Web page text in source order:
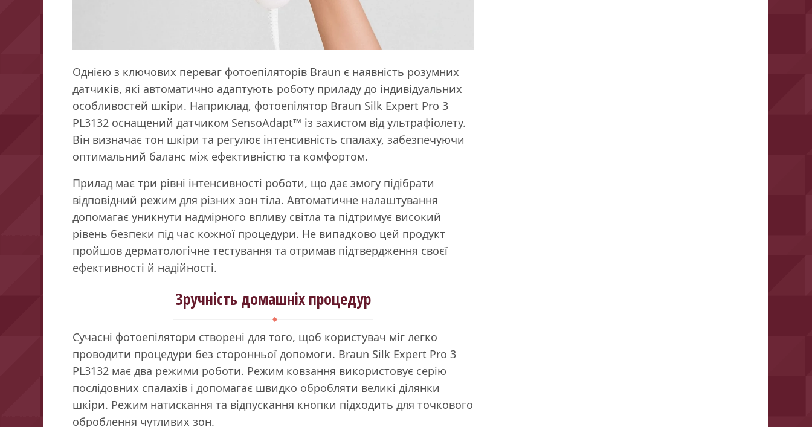
Однією з ключових переваг фотоепіляторів Braun є наявність розумних
датчиків, які автоматично адаптують роботу приладу до індивідуальних
особливостей шкіри. Наприклад, фотоепілятор Braun Silk Expert Pro 3
PL3132 оснащений датчиком SensoAdapt™ із захистом від ультрафіолету.
Він визначає тон шкіри та регулює інтенсивність спалаху, забезпечуючи
оптимальний баланс між ефективністю та комфортом.
Прилад має три рівні інтенсивності роботи, що дає змогу підібрати
відповідний режим для різних зон тіла. Автоматичне налаштування
допомагає уникнути надмірного впливу світла та підтримує високий
рівень безпеки під час кожної процедури. Не випадково цей продукт
пройшов дерматологічне тестування та отримав підтвердження своєї
ефективності й надійності.
Зручність домашніх процедур
Сучасні фотоепілятори створені для того, щоб користувач міг легко
проводити процедури без сторонньої допомоги. Braun Silk Expert Pro 3
PL3132 має два режими роботи. Режим ковзання використовує серію
послідовних спалахів і допомагає швидко обробляти великі ділянки
шкіри. Режим натискання та відпускання кнопки підходить для точкового
оброблення чутливих зон.